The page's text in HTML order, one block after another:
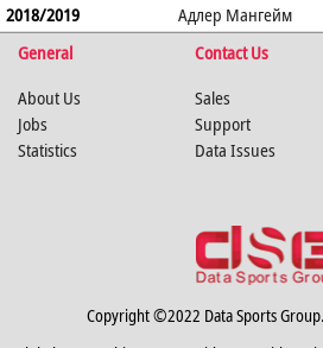
2018/2019
Адлер Мангейм
General
Contact Us
About Us
Jobs
Statistics
Sales
Support
Data Issues
Copyright ©2022 Data Sports